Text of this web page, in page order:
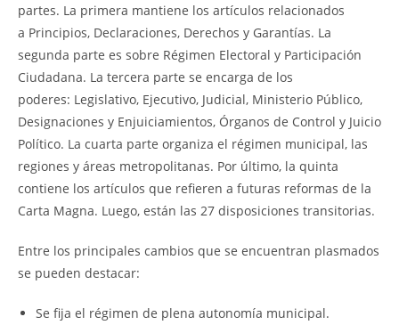
partes. La primera mantiene los artículos relacionados
a Principios, Declaraciones, Derechos y Garantías. La
segunda parte es sobre Régimen Electoral y Participación
Ciudadana. La tercera parte se encarga de los
poderes: Legislativo, Ejecutivo, Judicial, Ministerio Público,
Designaciones y Enjuiciamientos, Órganos de Control y Juicio
Político. La cuarta parte organiza el régimen municipal, las
regiones y áreas metropolitanas. Por último, la quinta
contiene los artículos que refieren a futuras reformas de la
Carta Magna. Luego, están las 27 disposiciones transitorias.
Entre los principales cambios que se encuentran plasmados
se pueden destacar:
Se fija el régimen de plena autonomía municipal.